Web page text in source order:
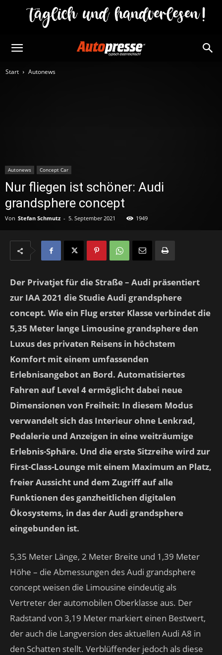
Start Autonews
Autonews Concept Car
Nur fliegen ist schöner: Audi
grandsphere concept
Von Stefan Schmutz - 5. September 2021 1949
Der Privatjet für die Straße – Audi präsentiert
zur IAA 2021 die Studie Audi grandsphere
concept. Wie ein Flug erster Klasse verbindet die
5,35 Meter lange Limousine grandsphere den
Luxus des privaten Reisens in höchstem
Komfort mit einem umfassenden
Erlebnisangebot an Bord. Automatisiertes
Fahren auf Level 4 ermöglicht dabei neue
Dimensionen von Freiheit: In diesem Modus
verwandelt sich das Interieur ohne Lenkrad,
Pedalerie und Anzeigen in eine weiträumige
Erlebnis-Sphäre. Und die erste Sitzreihe wird zur
First-Class-Lounge mit einem Maximum an Platz,
freier Aussicht und dem Zugriff auf alle
Funktionen des ganzheitlichen digitalen
Ökosystems, in das der Audi grandsphere
eingebunden ist.
5,35 Meter Länge, 2 Meter Breite und 1,39 Meter
Höhe – die Abmessungen des Audi grandsphere
concept weisen die Limousine eindeutig als
Vertreter der automobilen Oberklasse aus. Der
Radstand von 3,19 Meter markiert einen Bestwert,
der auch die Langversion des aktuellen Audi A8 in
den Schatten stellt. Verblüffender jedoch als diese